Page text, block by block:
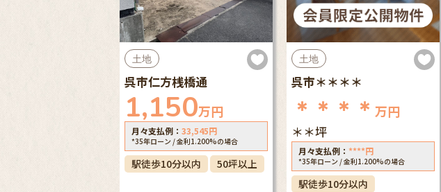
土地
呉市仁方桟橋通
1,150万円
月々支払例： 33,545円
*35年ローン / 金利1.200%の場合
駅徒歩10分以内 50坪以上
土地
呉市＊＊＊＊
＊＊＊＊ 万円
＊＊坪
月々支払例： ****円
*35年ローン / 金利1.200%の場合
駅徒歩10分以内